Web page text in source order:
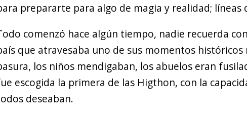
prepararte para algo de magia y realidad;
comenzó hace algún tiempo, nadie recuerda
que atravesaba uno de sus momentos
los niños mendigaban, los abuelos eran
escogida la primera de las Higthon, con la
deseaban.